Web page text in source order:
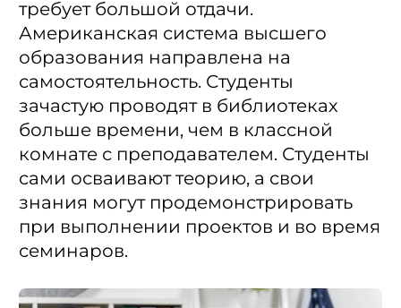
требует большой отдачи.
Американская система высшего
образования направлена на
самостоятельность. Студенты
зачастую проводят в библиотеках
больше времени, чем в классной
комнате с преподавателем. Студенты
сами осваивают теорию, а свои
знания могут продемонстрировать
при выполнении проектов и во время
семинаров.